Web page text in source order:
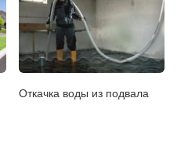
Откачка воды из подвала